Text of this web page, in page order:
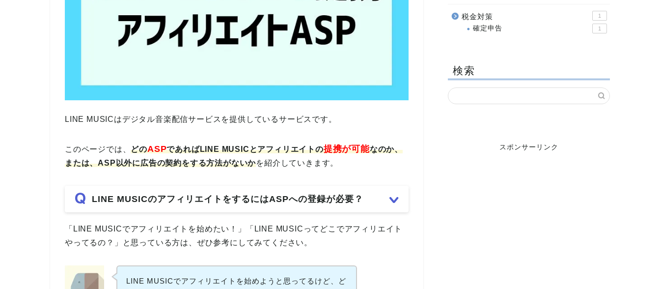
LINE MUSICはデジタル音楽配信サービスを提供しているサービスです。
このページでは、どのASPであればLINE MUSICとアフィリエイトの提携が可能なのか、
または、ASP以外に広告の契約をする方法がないかを紹介していきます。
LINE MUSICのアフィリエイトをするにはASPへの登録が必要？
「LINE MUSICでアフィリエイトを始めたい！」「LINE MUSICってどこでアフィリエイト
やってるの？」と思っている方は、ぜひ参考にしてみてください。
LINE MUSICでアフィリエイトを始めようと思ってるけど、ど
税金対策 1
確定申告 1
検索
スポンサーリンク